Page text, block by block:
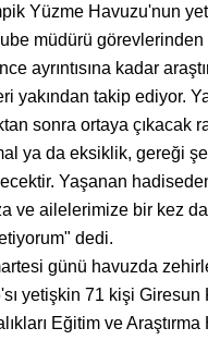
Yüzme Havuzu'nun
müdürü görevlerinden
ayrıntısına kadar
yakından takip ediyor.
sonra ortaya çıkacak
ya da eksiklik, gereği
Yaşanan
ve ailelerimize bir kez
dedi.
günü havuzda
yetişkin 71 kişi Giresun
Eğitim ve